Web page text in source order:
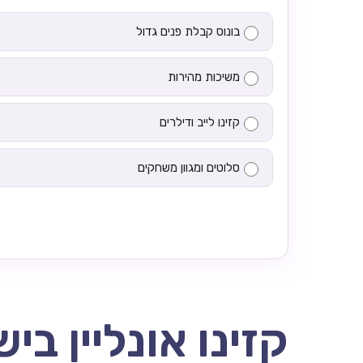
בונוס קבלת פנים גדול
משיכות מהירות
קזינו לייב ודילרים
סלוטים ומגוון משחקים
קזינו אונליין